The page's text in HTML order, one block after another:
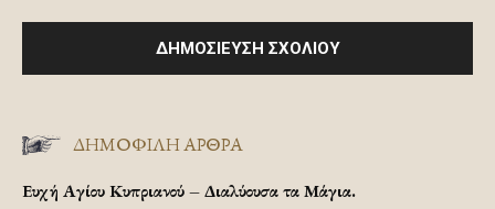
ΔΗΜΟΦΙΛΗ ΑΡΘΡΑ
Ευχή Αγίου Κυπριανού – Διαλύουσα τα Μάγια.